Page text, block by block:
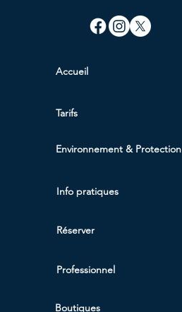
Accueil
Tarifs
Environnement & Protection
Info pratiques
Réserver
Professionnel
Boutiques